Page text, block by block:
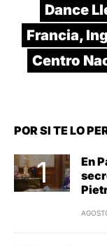
Dance
Francia,
Centro
POR SI TE LO
En